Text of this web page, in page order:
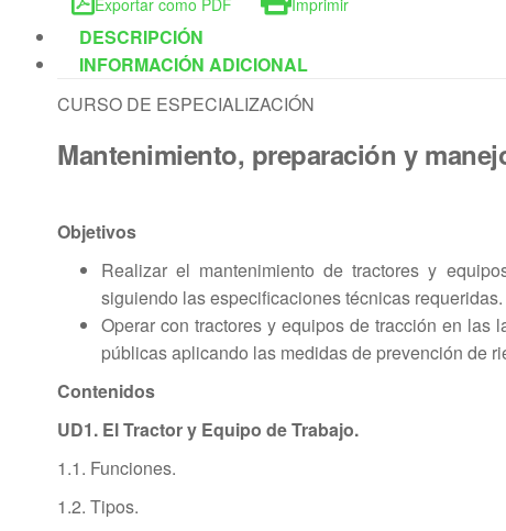
Exportar como PDF Imprimir
DESCRIPCIÓN
INFORMACIÓN ADICIONAL
CURSO DE ESPECIALIZACIÓN
Mantenimiento, preparación y
Objetivos
Realizar el mantenimiento de tractores y
siguiendo las especificaciones técnicas requeridas.
Operar con tractores y equipos de tracción en las
públicas aplicando las medidas de prevención de
Contenidos
UD1. El Tractor y Equipo de Trabajo.
1.1. Funciones.
1.2. Tipos.